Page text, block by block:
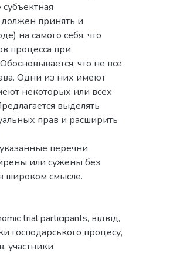
принять и
на самого себя, что
процесса при
что не все
Одни из них имеют
некоторых или всех
выделять
прав и расширить
перечни
или сужены без
широком смысле.
trial participants, відвід,
господарського процесу,
, участники